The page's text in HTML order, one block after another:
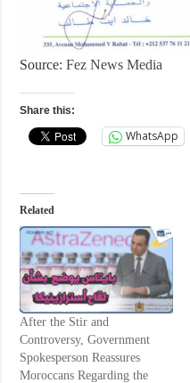
Source: Fez News Media
Share this:
WhatsApp
Related
After the Stir and
Controversy, Government
Spokesperson Reassures
Moroccans Regarding the